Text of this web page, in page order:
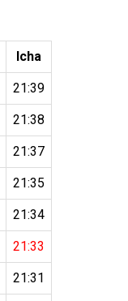
Icha
21:39
21:38
21:37
21:35
21:34
21:33
21:31